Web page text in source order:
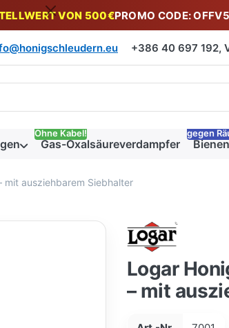
VON 500€PROMO CODE:
+386 40 697 192,
Während Sie tippen, erscheinen
Gas-Oxalsäureverdampfer
Ohne Kabel! gegen
ausziehbarem Siebhalter
Logar
– mit